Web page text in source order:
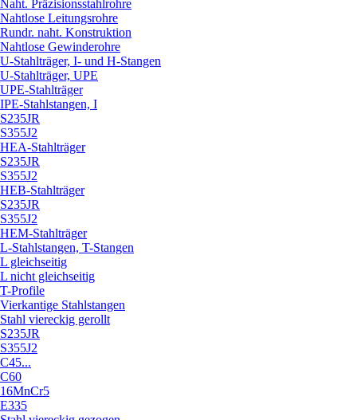
Naht. Präzisionsstahlrohre
Nahtlose Leitungsrohre
Rundr. naht. Konstruktion
Nahtlose Gewinderohre
U-Stahlträger, I- und H-Stangen
U-Stahlträger, UPE
UPE-Stahlträger
IPE-Stahlstangen, I
S235JR
S355J2
HEA-Stahlträger
S235JR
S355J2
HEB-Stahlträger
S235JR
S355J2
HEM-Stahlträger
L-Stahlstangen, T-Stangen
L gleichseitig
L nicht gleichseitig
T-Profile
Vierkantige Stahlstangen
Stahl viereckig gerollt
S235JR
S355J2
C45...
C60
16MnCr5
E335